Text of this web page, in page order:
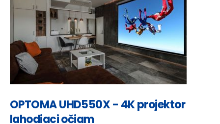
OPTOMA UHD550X - 4K projektor
lahodiaci očiam